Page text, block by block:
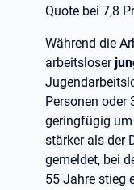
Quote bei 7,8
Während die
arbeitsloser
Personen oder
geringfügig um
stärker als der
gemeldet, bei
55 Jahre stieg